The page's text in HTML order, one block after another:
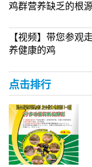
鸡群营养缺乏的根
【视频】带您参观
养健康的鸡
点击排行